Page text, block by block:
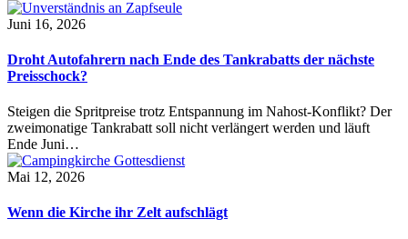
Juni 16, 2026
Droht Autofahrern nach Ende des Tankrabatts der nächste
Preisschock?
Steigen die Spritpreise trotz Entspannung im Nahost-Konflikt? Der
zweimonatige Tankrabatt soll nicht verlängert werden und läuft
Ende Juni…
Mai 12, 2026
Wenn die Kirche ihr Zelt aufschlägt